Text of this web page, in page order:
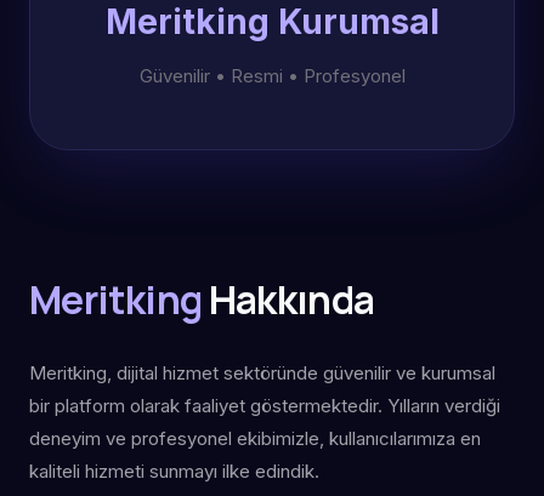
Meritking Kurumsal
Güvenilir • Resmi • Profesyonel
Meritking Hakkında
Meritking, dijital hizmet sektöründe güvenilir ve kurumsal
bir platform olarak faaliyet göstermektedir. Yılların verdiği
deneyim ve profesyonel ekibimizle, kullanıcılarımıza en
kaliteli hizmeti sunmayı ilke edindik.